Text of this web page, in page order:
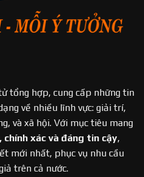
tổng hợp, cung cấp những tin
về nhiều lĩnh vực: giải trí,
và xã hội. Với mục tiêu mang
chính xác và đáng tin cậy,
mới nhất, phục vụ nhu cầu
trên cả nước.